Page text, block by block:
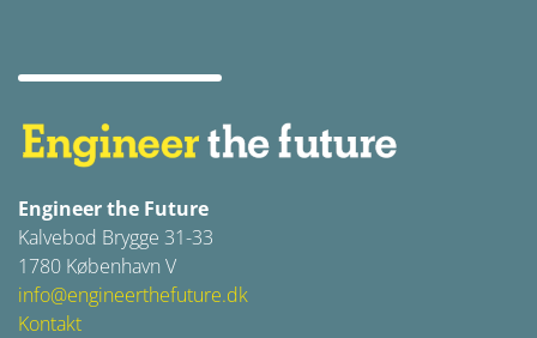
Engineer the Future
Kalvebod Brygge 31-33
1780 København V
info@engineerthefuture.dk
Kontakt